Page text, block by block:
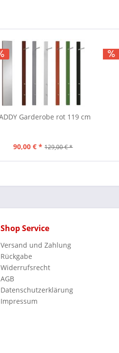
Garderobe rot 119 cm
90,00 € * 129,00 € *
Shop Service
Versand und Zahlung
Rückgabe
Widerrufsrecht
AGB
Datenschutzerklärung
Impressum